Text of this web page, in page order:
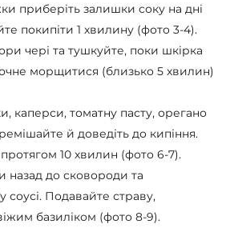
приберіть залишки соку на дні
покипіти 1 хвилину (фото 3-4).
чері та тушкуйте, поки шкірка
морщитися (близько 5 хвилин)
каперси, томатну пасту, орегано
й доведіть до кипіння.
10 хвилин (фото 6-7).
назад до сковороди та
соусі. Подавайте страву,
базиліком (фото 8-9).